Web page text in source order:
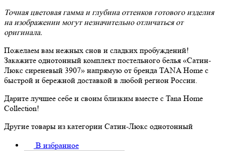
Точная цветовая гамма и глубина оттенков готового изделия
на изображении могут незначительно отличаться от
оригинала.
Пожелаем вам нежных снов и сладких пробуждений!
Закажите однотонный комплект постельного белья «Сатин-
Люкс сиреневый 3907» напрямую от бренда TANA Home с
быстрой и бережной доставкой в любой регион России.
Дарите лучшее себе и своим близким вместе с Tana Home
Collection!
Другие товары из категории Сатин-Люкс однотонный
В избранное